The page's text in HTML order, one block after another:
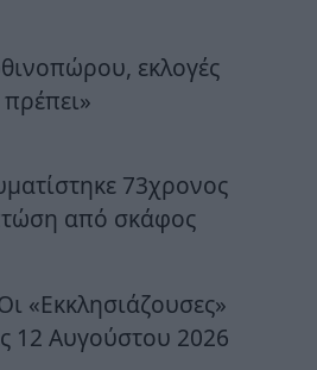
εκλογές
73χρονος
από σκάφος
«Εκκλησιάζουσες»
12 Αυγούστου 2026